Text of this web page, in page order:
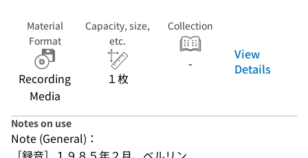
Material
Format
Recording
Media
Capacity, size,
etc.
１枚
Collection
-
View
Details
Notes on use
Note (General)：